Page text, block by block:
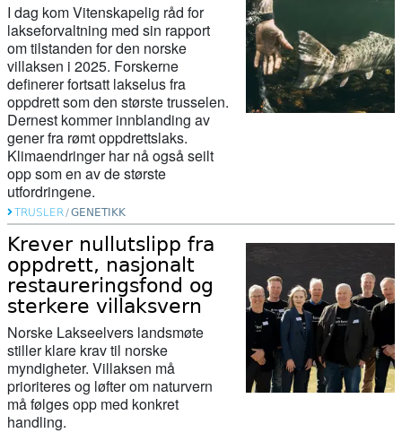
I dag kom Vitenskapelig råd for
lakseforvaltning med sin rapport
om tilstanden for den norske
villaksen i 2025. Forskerne
definerer fortsatt lakselus fra
oppdrett som den største trusselen.
Dernest kommer innblanding av
gener fra rømt oppdrettslaks.
Klimaendringer har nå også seilt
opp som en av de største
utfordringene.
TRUSLER/GENETIKK
Krever nullutslipp fra
oppdrett, nasjonalt
restaureringsfond og
sterkere villaksvern
Norske Lakseelvers landsmøte
stiller klare krav til norske
myndigheter. Villaksen må
prioriteres og løfter om naturvern
må følges opp med konkret
handling.